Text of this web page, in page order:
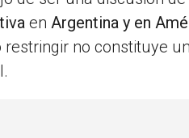
en Argentina y en
no constituye